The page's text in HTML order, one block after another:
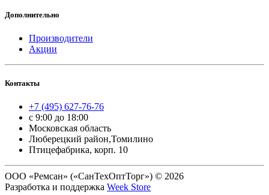
Дополнительно
Производители
Акции
Контакты
+7 (495) 627-76-76
с 9:00 до 18:00
Московская область
Люберецкий район,Томилино
Птицефабрика, корп. 10
ООО «Ремсан» («СанТехОптТорг») © 2026
Разработка и поддержка Week Store